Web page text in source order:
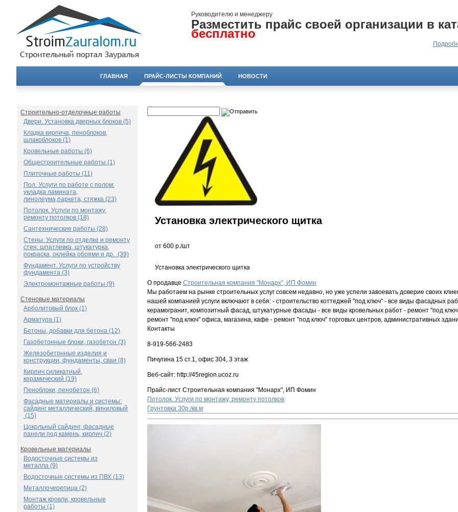
Руководителю и менеджеру
Разместить прайс своей организации в
бесплатно
ГЛАВНАЯ ПРАЙС-ЛИСТЫ КОМПАНИЙ НОВОСТИ
Строительно-отделочные работы
Двери. Установка дверных блоков (5)
Кладка кирпича, пеноблоков,
шлакоблоков (1)
Кровельные работы (6)
Общестроительные работы (1)
Плиточные работы (11)
Пол. Услуги по работе с полом:
укладка ламината,
линолеума,паркета, стяжка (23)
Потолок. Услуги по монтажу,
ремонту потолков (18)
Сантехнические работы (28)
Стены. Услуги по отделке и ремонту
стен: шпатлевка, штукатурка,
покраска, оклейка обоями и др. (39)
Фундамент. Услуги по устройству
фундамента (3)
Электромонтажные работы (9)
Стеновые материалы
Арболитовый блок (1)
Арматура (1)
Бетоны, добавки для бетона (12)
Газобетонные блоки, газобетон (3)
Железобетонные изделия и
конструкции, фундаменты, сваи (8)
Кирпич силикатный,
керамический (19)
Пеноблоки, пенобетон (6)
Фасадные материалы и системы:
сайдинг металлический, виниловый
(15)
Цокольный сайдинг, фасадные
панели под камень, кирпич (2)
Кровельные материалы
Водосточные системы из
металла (9)
Водосточные системы из ПВХ (13)
Металлочерепица (2)
Монтаж кровли, кровельные
работы (1)
Установка электрического щитка
от 600 р./шт
Установка электрического щитка
О продавце Строительная компания "Монарх", ИП Фомин
Мы работаем на рынке строительных услуг совсем недавно, но уже успели завоевать доверие своих
нашей компанией услуги включают в себя: - строительство коттеджей "под ключ" - все виды фасадных
керамогранит, композитный фасад, штукатурные фасады - все виды кровельных работ - ремонт "под
ремонт "под ключ" офиса, магазина, кафе - ремонт "под ключ" торговых центров, административных
Контакты
8-919-566-2483
Пичугина 15 ст.1, офис 304, 3 этаж
Веб-сайт: http://45region.ucoz.ru
Прайс-лист Строительная компания "Монарх", ИП Фомин
Потолок. Услуги по монтажу, ремонту потолков
Грунтовка 30р./кв.м